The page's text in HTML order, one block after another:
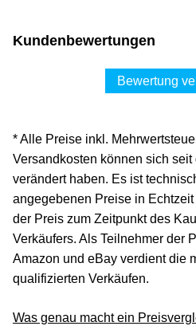
Kundenbewertungen
Bewertung
* Alle Preise inkl.
Versandkosten können sich
verändert haben. Es ist
angegebenen Preise in
der Preis zum Zeitpunkt des
Verkäufers. Als Teilnehmer der
Amazon und eBay verdient die
qualifizierten Verkäufen.
Was genau macht ein